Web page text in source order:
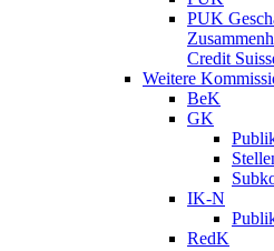
PUK
Credit
Weitere
BeK
GK
IK-N
RedK